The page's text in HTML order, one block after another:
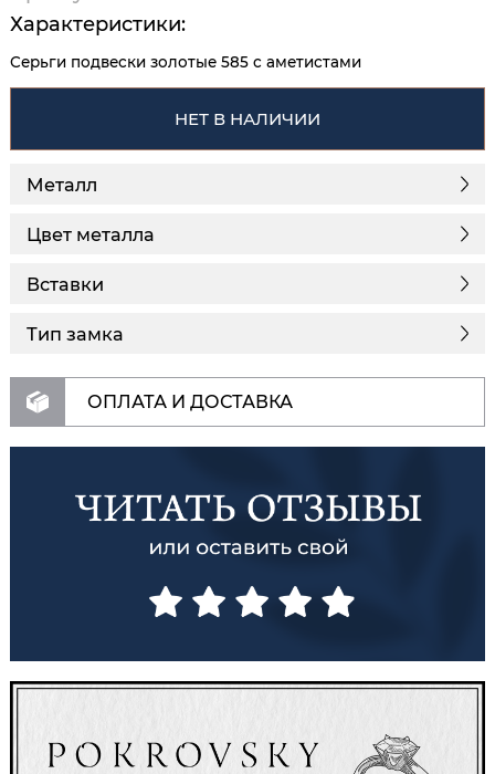
Характеристики:
Серьги подвески золотые 585 с аметистами
НЕТ В НАЛИЧИИ
Металл
Цвет металла
Вставки
Тип замка
ОПЛАТА И ДОСТАВКА